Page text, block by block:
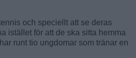
och speciellt att se deras
istället för att de ska sitta hemma
runt tio ungdomar som tränar en